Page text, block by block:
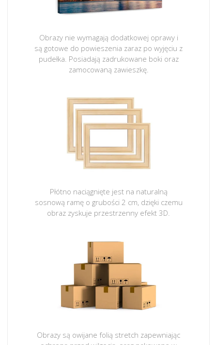
Obrazy nie wymagają dodatkowej oprawy i
są gotowe do powieszenia zaraz po wyjęciu z
pudełka. Posiadają zadrukowane boki oraz
zamocowaną zawieszkę.
Płótno naciągnięte jest na naturalną
sosnową ramę o grubości 2 cm, dzięki czemu
obraz zyskuje przestrzenny efekt 3D.
Obrazy są owijane folią stretch zapewniając